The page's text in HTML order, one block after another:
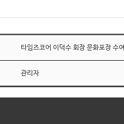
타임즈코어 이덕수 회장 문화포장 수여
관리자